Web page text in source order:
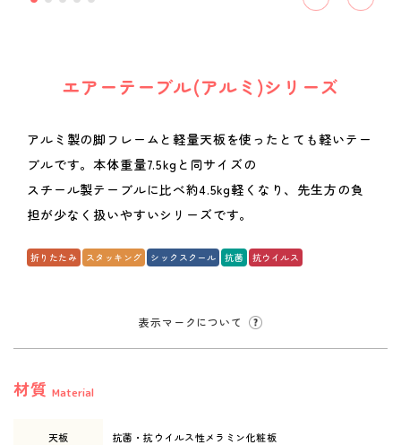
エアーテーブル(アルミ)シリーズ
アルミ製の脚フレームと軽量天板を使ったとても軽いテー
ブルです。本体重量7.5kgと同サイズの
スチール製テーブルに比べ約4.5kg軽くなり、先生方の負
担が少なく扱いやすいシリーズです。
折りたたみ スタッキング シックスクール 抗菌 抗ウイルス
表示マークについて
材質 Material
天板 抗菌・抗ウイルス性メラミン化粧板